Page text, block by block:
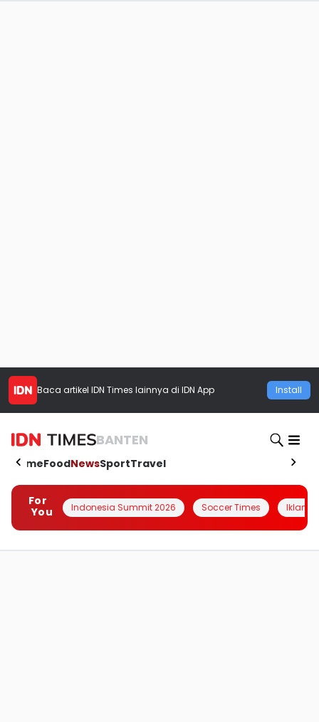
Baca artikel IDN Times lainnya di IDN App Install
BANTEN
HomeFoodNewsSportTravel
For
You
Indonesia Summit 2026 Soccer Times Iklanin